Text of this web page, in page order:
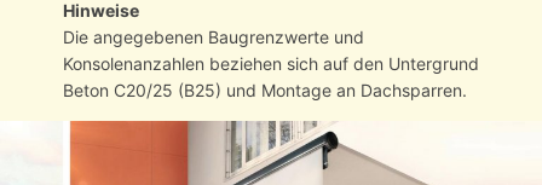
Hinweise
Die angegebenen Baugrenzwerte und
Konsolenanzahlen beziehen sich auf den Untergrund
Beton C20/25 (B25) und Montage an Dachsparren.